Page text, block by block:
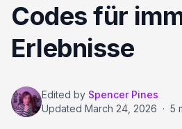
Codes für
Erlebnisse
Edited by Spencer Pines
Updated March 24, 2026 · 5